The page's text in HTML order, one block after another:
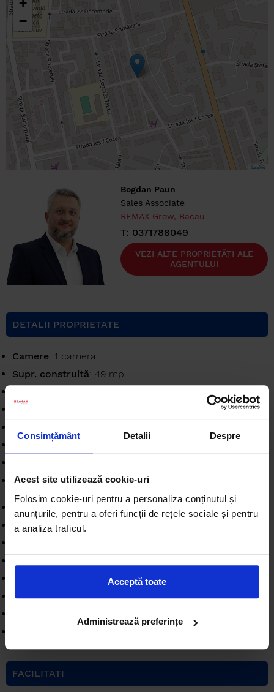
Consimțământ Detalii Despre
Acest site utilizează cookie-uri
Folosim cookie-uri pentru a personaliza conținutul și
anunțurile, pentru a oferi funcții de rețele sociale și pentru
a analiza traficul.
Acceptă toate
Administrează preferințe
−
Leaflet
Bogdan Paun
Sales Associate
REMAX Grow, Bacau
T: 0371788049
VEZI ALTE PROPRIETĂȚI ALE
AGENTULUI
DETALII PROPRIETATE
Camere: 1 camera
Supr. construită: 49 mp
Bucătării
Balcoane: 1 balcon
Imobil: Bloc de apartamente
: Garsonieră
Suprafaţă utilă: 36.78 mp
FACILITATI